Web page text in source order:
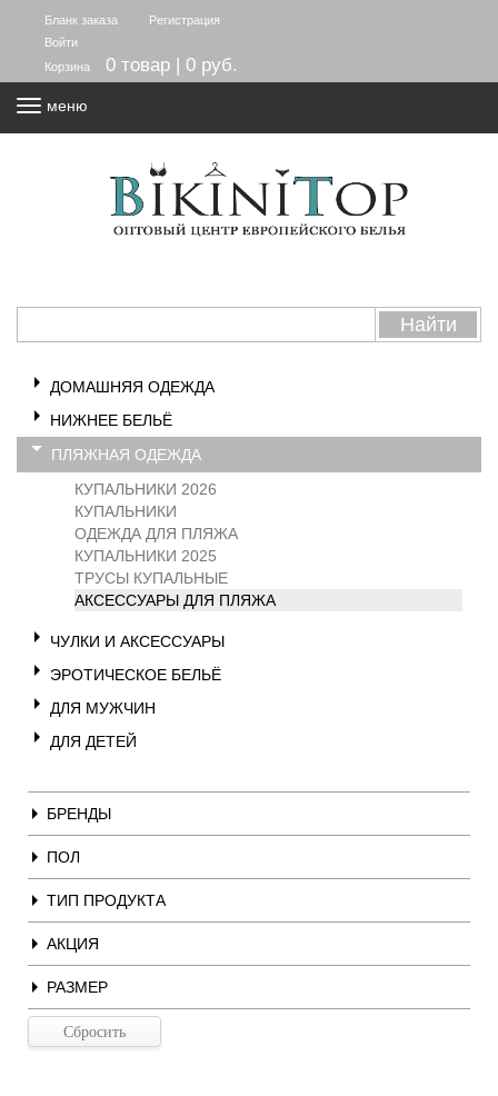
Бланк заказа
Регистрация
Войти
Корзина
0 товар | 0 руб.
меню
ДОМАШНЯЯ ОДЕЖДА
НИЖНЕЕ БЕЛЬЁ
ПЛЯЖНАЯ ОДЕЖДА
КУПАЛЬНИКИ 2026
КУПАЛЬНИКИ
ОДЕЖДА ДЛЯ ПЛЯЖА
КУПАЛЬНИКИ 2025
ТРУСЫ КУПАЛЬНЫЕ
АКСЕССУАРЫ ДЛЯ ПЛЯЖА
ЧУЛКИ И АКСЕССУАРЫ
ЭРОТИЧЕСКОЕ БЕЛЬЁ
ДЛЯ МУЖЧИН
ДЛЯ ДЕТЕЙ
БРЕНДЫ
ПОЛ
ТИП ПРОДУКТА
АКЦИЯ
РАЗМЕР